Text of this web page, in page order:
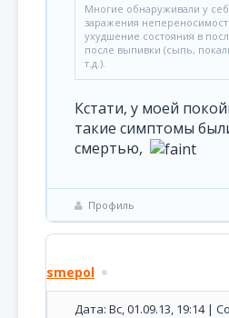
Многие обнаруживали у
заражения
ухудшение состояния в
после выпивки (сыпь,
т.д.).
Кстати, у моей
такие симптомы
смертью,
Профиль
smepol
Дата: Вс, 01.09.13, 19:14 |